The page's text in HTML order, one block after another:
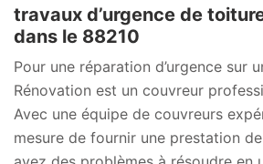
travaux d’urgence de
dans le 88210
Pour une réparation d’urgence sur
Rénovation est un couvreur
Avec une équipe de couvreurs
mesure de fournir une prestation